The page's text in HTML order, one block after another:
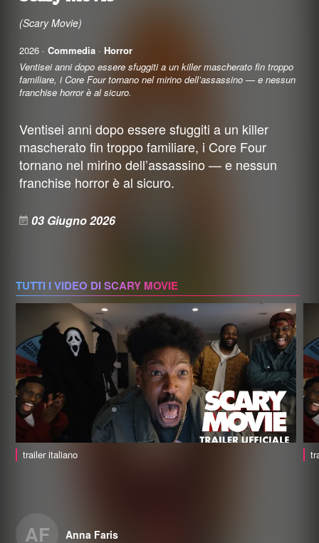
(Scary Movie)
2026 · Commedia· Horror
Ventisei anni dopo essere sfuggiti a un killer mascherato fin troppo
familiare, i Core Four tornano nel mirino dell’assassino — e nessun
franchise horror è al sicuro.
Ventisei anni dopo essere sfuggiti a un killer
mascherato fin troppo familiare, i Core Four
tornano nel mirino dell’assassino — e nessun
franchise horror è al sicuro.
03 Giugno 2026
TUTTI I VIDEO DI SCARY MOVIE
trailer italiano
AF Anna Faris